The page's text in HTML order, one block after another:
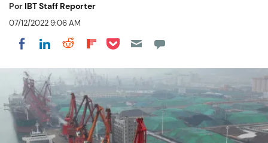
Por IBT Staff Reporter
07/12/2022 9:06 AM
Share on Facebook
Share on LinkedIn
Share on Reddit
Share on Flipboard
Share on Pocket